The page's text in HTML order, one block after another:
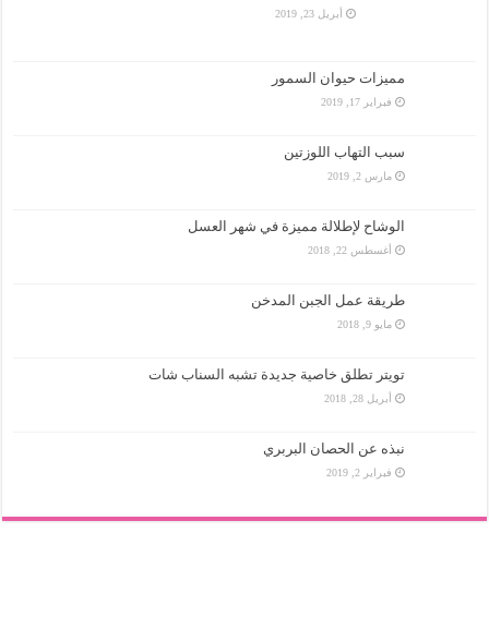
أبريل 23, 2019
مميزات حيوان السمور
فبراير 17, 2019
سبب التهاب اللوزتين
مارس 2, 2019
الوشاح لإطلالة مميزة في شهر العسل
أغسطس 22, 2018
طريقة عمل الجبن المدخن
مايو 9, 2018
تويتر تطلق خاصية جديدة تشبه السناب شات
أبريل 28, 2018
نبذه عن الحصان البربري
فبراير 2, 2019